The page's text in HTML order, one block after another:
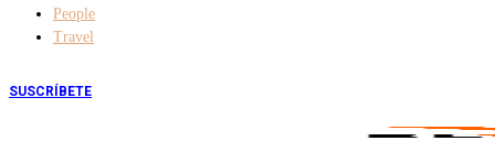
People
Travel
SUSCRÍBETE